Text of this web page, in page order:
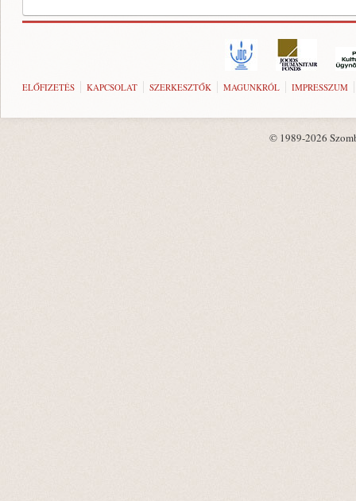
ELŐFIZETÉS KAPCSOLAT SZERKESZTŐK MAGUNKRÓL IMPRESSZUM
© 1989-2026